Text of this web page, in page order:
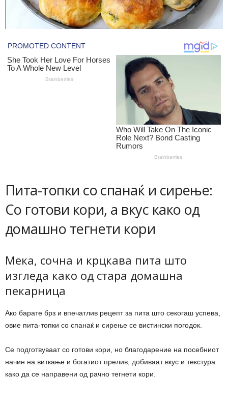
Пита-топки со спанаќ и сирење:
Со готови кори, а вкус како од
домашно тегнети кори
Мека, сочна и крцкава пита што
изгледа како од стара домашна
пекарница
Ако барате брз и впечатлив рецепт за пита што секогаш успева,
овие пита-топки со спанаќ и сирење се вистински погодок.
Се подготвуваат со готови кори, но благодарение на посебниот
начин на виткање и богатиот прелив, добиваат вкус и текстура
како да се направени од рачно тегнети кори.